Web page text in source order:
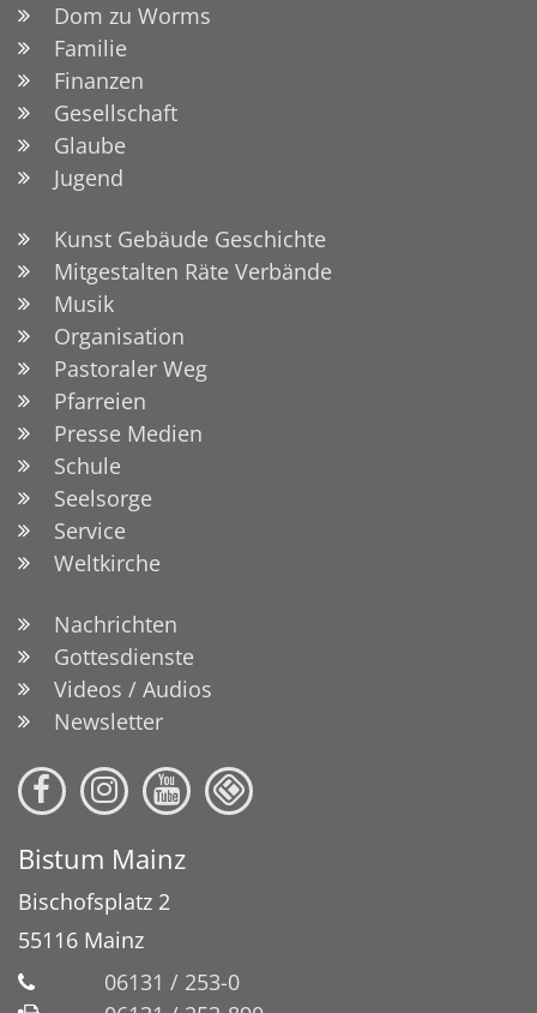
Dom zu Worms
Familie
Finanzen
Gesellschaft
Glaube
Jugend
Kunst Gebäude Geschichte
Mitgestalten Räte Verbände
Musik
Organisation
Pastoraler Weg
Pfarreien
Presse Medien
Schule
Seelsorge
Service
Weltkirche
Nachrichten
Gottesdienste
Videos / Audios
Newsletter
Bistum Mainz
Bischofsplatz 2
55116 Mainz
06131 / 253-0